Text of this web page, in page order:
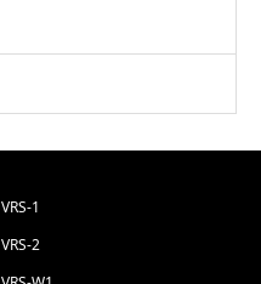
VRS-1
VRS-2